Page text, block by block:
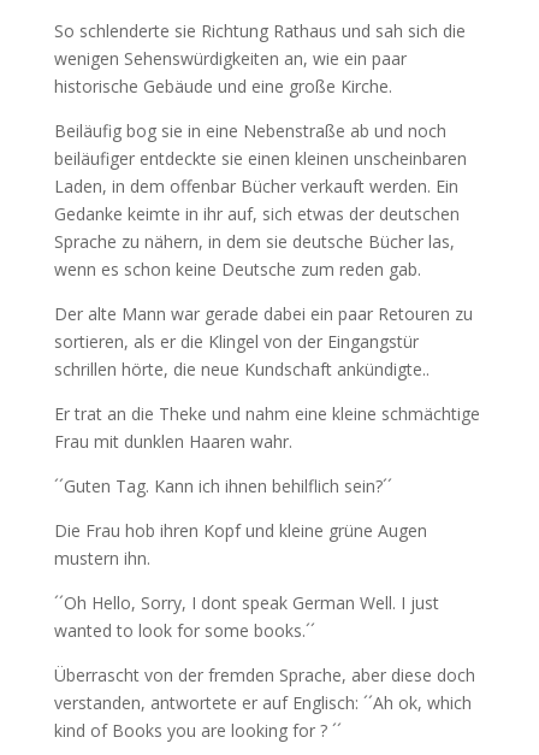
So schlenderte sie Richtung Rathaus und sah sich die
wenigen Sehenswürdigkeiten an, wie ein paar
historische Gebäude und eine große Kirche.
Beiläufig bog sie in eine Nebenstraße ab und noch
beiläufiger entdeckte sie einen kleinen unscheinbaren
Laden, in dem offenbar Bücher verkauft werden. Ein
Gedanke keimte in ihr auf, sich etwas der deutschen
Sprache zu nähern, in dem sie deutsche Bücher las,
wenn es schon keine Deutsche zum reden gab.
Der alte Mann war gerade dabei ein paar Retouren zu
sortieren, als er die Klingel von der Eingangstür
schrillen hörte, die neue Kundschaft ankündigte..
Er trat an die Theke und nahm eine kleine schmächtige
Frau mit dunklen Haaren wahr.
´´Guten Tag. Kann ich ihnen behilflich sein?´´
Die Frau hob ihren Kopf und kleine grüne Augen
mustern ihn.
´´Oh Hello, Sorry, I dont speak German Well. I just
wanted to look for some books.´´
Überrascht von der fremden Sprache, aber diese doch
verstanden, antwortete er auf Englisch: ´´Ah ok, which
kind of Books you are looking for ? ´´